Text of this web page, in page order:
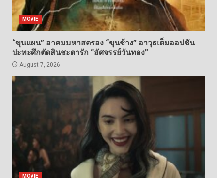
MOVIE
“ขุนแผน” อาคมมหาสตรอง “ขุนช้าง” อาวุธเต็มออปชัน
ปะทะศึกตัดสินชะตารัก “อัศจรรย์วันทอง”
August 7, 2026
MOVIE